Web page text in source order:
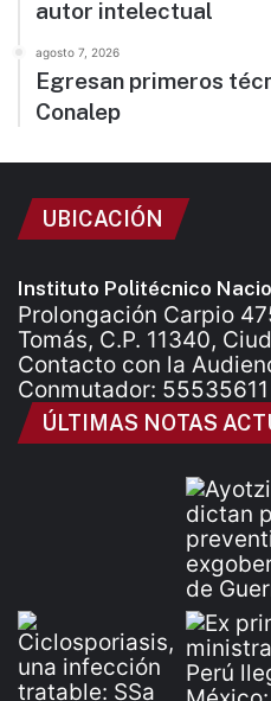
autor intelectual
agosto 7, 2026
Egresan primeros
Conalep
UBICACIÓN
Instituto Politécnico
Prolongación Carpio
Tomás, C.P. 11340,
Contacto con la
Conmutador: 55535611
ÚLTIMAS NOTAS